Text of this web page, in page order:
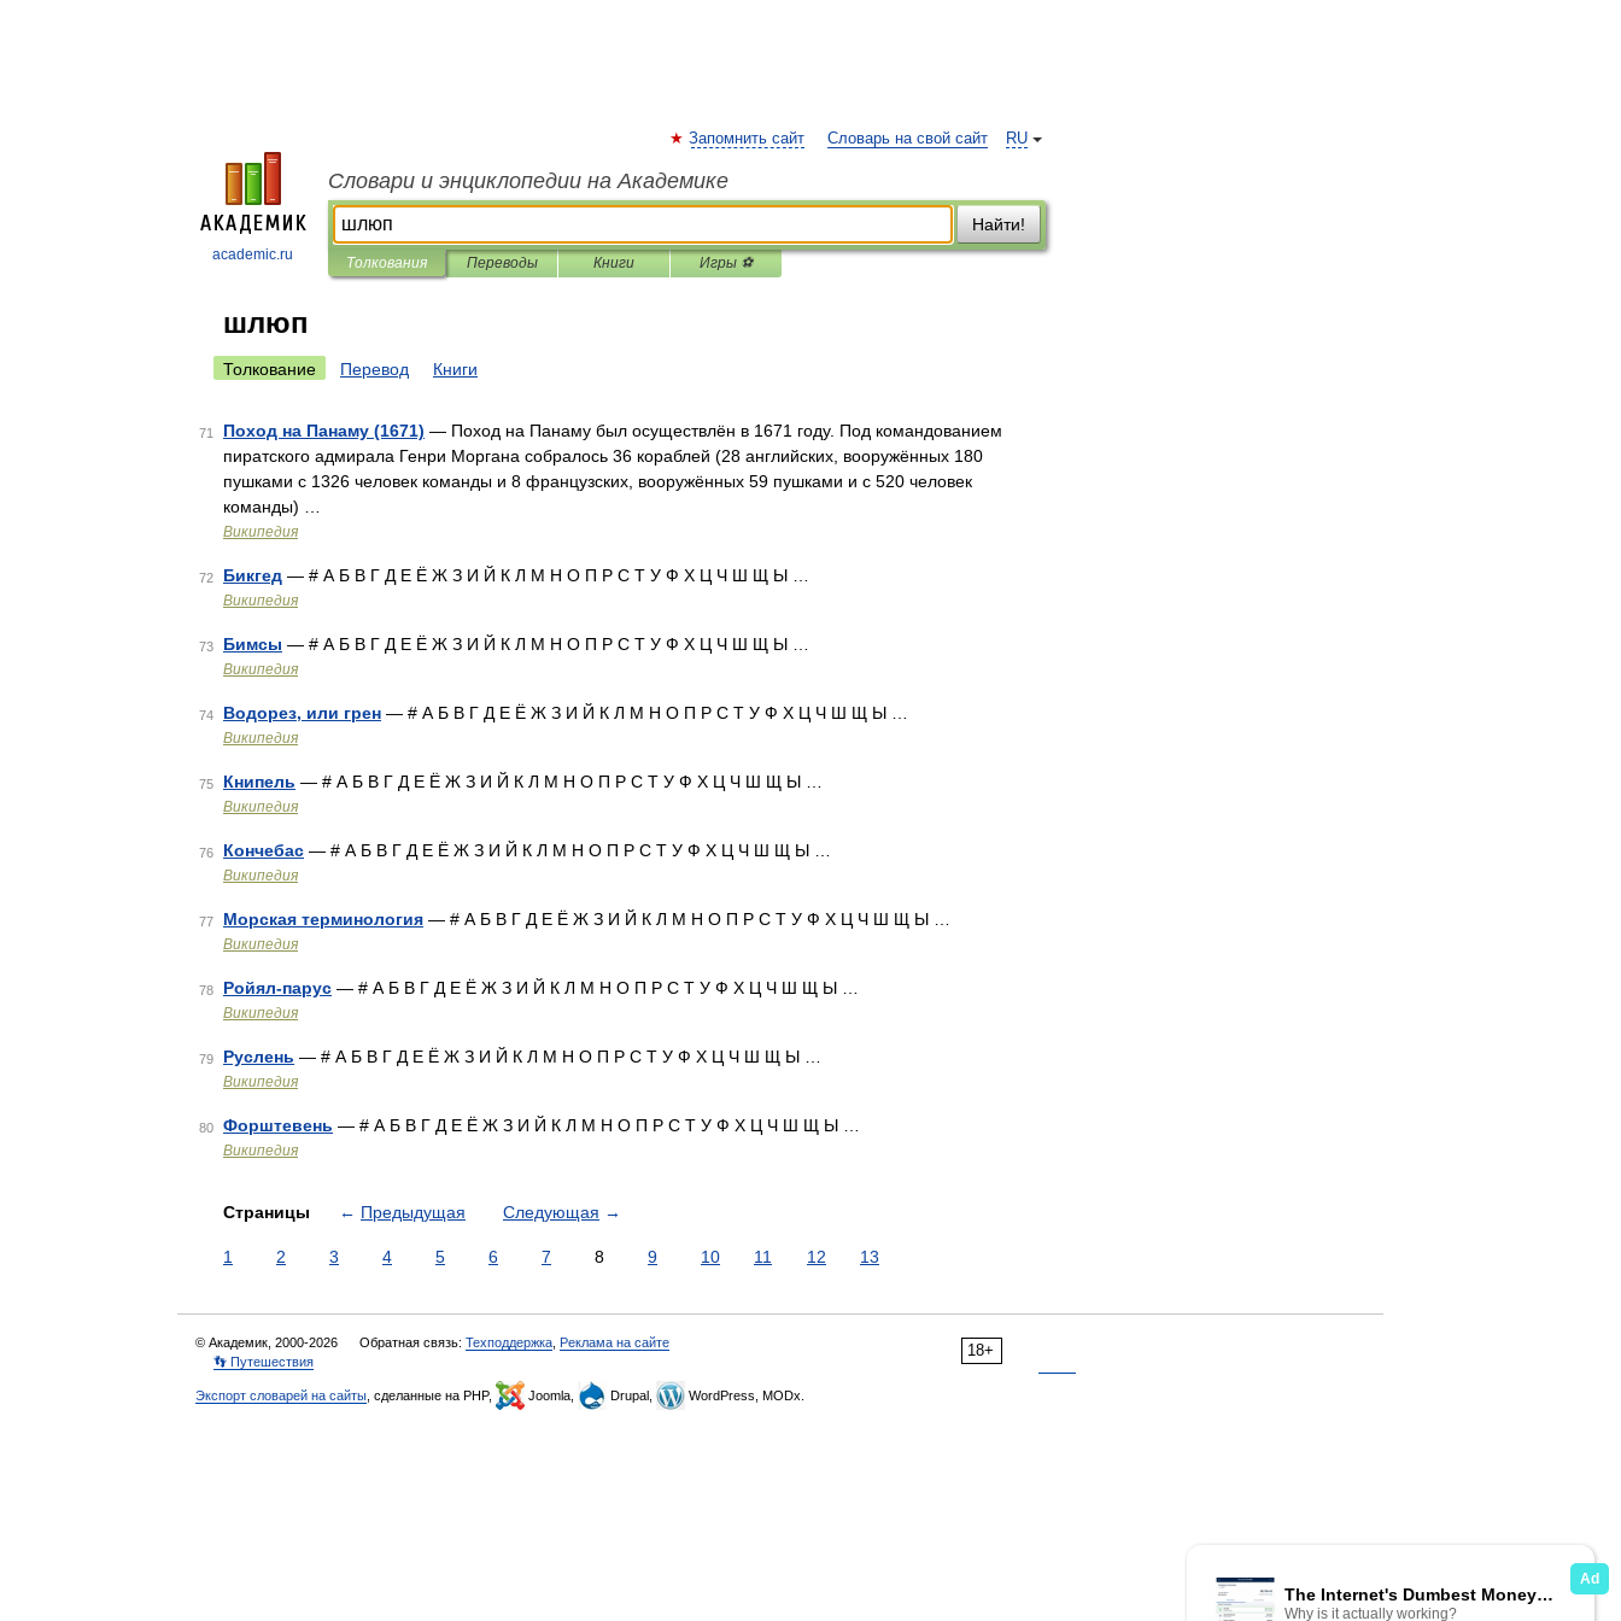
academic.ru
RU
Запомнить сайт Словарь на свой сайт
Словари и энциклопедии на Академике
Найти!
Толкования Переводы Книги Игры ⚽
шлюп
Толкование Перевод Книги
71 Поход на Панаму (1671) — Поход на Панаму был осуществлён в 1671 году. Под командованием
пиратского адмирала Генри Моргана собралось 36 кораблей (28 английских, вооружённых 180
пушками с 1326 человек команды и 8 французских, вооружённых 59 пушками и с 520 человек
команды) …
Википедия
72 Бикгед — # А Б В Г Д Е Ё Ж З И Й К Л М Н О П Р С Т У Ф Х Ц Ч Ш Щ Ы …
Википедия
73 Бимсы — # А Б В Г Д Е Ё Ж З И Й К Л М Н О П Р С Т У Ф Х Ц Ч Ш Щ Ы …
Википедия
74 Водорез, или грен — # А Б В Г Д Е Ё Ж З И Й К Л М Н О П Р С Т У Ф Х Ц Ч Ш Щ Ы …
Википедия
75 Книпель — # А Б В Г Д Е Ё Ж З И Й К Л М Н О П Р С Т У Ф Х Ц Ч Ш Щ Ы …
Википедия
76 Кончебас — # А Б В Г Д Е Ё Ж З И Й К Л М Н О П Р С Т У Ф Х Ц Ч Ш Щ Ы …
Википедия
77 Морская терминология — # А Б В Г Д Е Ё Ж З И Й К Л М Н О П Р С Т У Ф Х Ц Ч Ш Щ Ы …
Википедия
78 Ройял-парус — # А Б В Г Д Е Ё Ж З И Й К Л М Н О П Р С Т У Ф Х Ц Ч Ш Щ Ы …
Википедия
79 Руслень — # А Б В Г Д Е Ё Ж З И Й К Л М Н О П Р С Т У Ф Х Ц Ч Ш Щ Ы …
Википедия
80 Форштевень — # А Б В Г Д Е Ё Ж З И Й К Л М Н О П Р С Т У Ф Х Ц Ч Ш Щ Ы …
Википедия
Страницы ← Предыдущая Следующая →
1 2 3 4 5 6 7 8 9 10 11 12 13
18+
© Академик, 2000-2026 Обратная связь: Техподдержка Реклама на сайте
👣 Путешествия
Экспорт словарей на сайты , сделанные на PHP, Joomla, Drupal, WordPress, MODx.